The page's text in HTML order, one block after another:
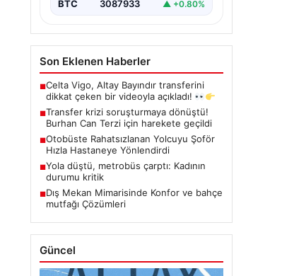
BTC 3087933 ▲ +0.80%
Son Eklenen Haberler
■Celta Vigo, Altay Bayındır transferini
dikkat çeken bir videoyla açıkladı!
■Transfer krizi soruşturmaya dönüştü!
Burhan Can Terzi için harekete geçildi
■Otobüste Rahatsızlanan Yolcuyu Şoför
Hızla Hastaneye Yönlendirdi
■Yola düştü, metrobüs çarptı: Kadının
durumu kritik
■Dış Mekan Mimarisinde Konfor ve bahçe
mutfağı Çözümleri
Güncel